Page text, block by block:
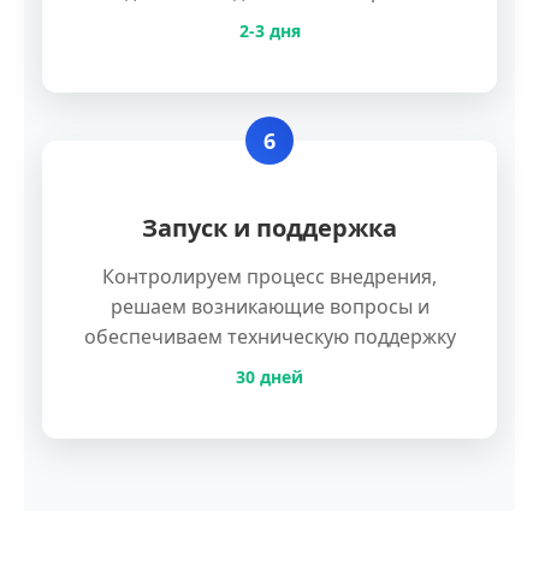
2-3 дня
6
Запуск и поддержка
Контролируем процесс внедрения,
решаем возникающие вопросы и
обеспечиваем техническую поддержку
30 дней